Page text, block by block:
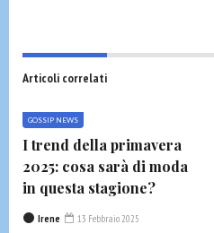
Articoli correlati
GOSSIP NEWS
I trend della primavera
2025: cosa sarà di moda
in questa stagione?
Irene 13 Febbraio 2025